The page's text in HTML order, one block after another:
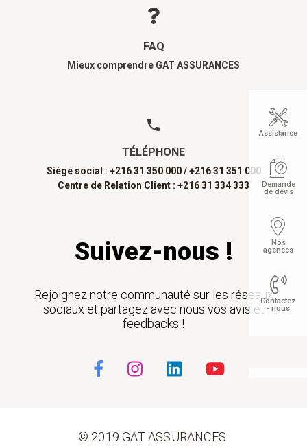
FAQ
Mieux comprendre GAT ASSURANCES
TÉLÉPHONE
Siège social : +216 31 350 000 / +216 31 351 000
Centre de Relation Client : +216 31 334 333
Suivez-nous !
Rejoignez notre communauté sur les réseaux
sociaux et partagez avec nous vos avis et
feedbacks !
© 2019 GAT ASSURANCES
Assistance
Demande
de devis
Nos
agences
Contactez
- nous